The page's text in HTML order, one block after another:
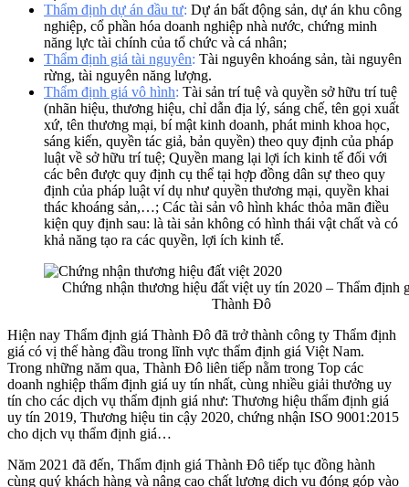
Thẩm định dự án đầu tư: Dự án bất động sản, dự án khu công
nghiệp, cổ phần hóa doanh nghiệp nhà nước, chứng minh
năng lực tài chính của tổ chức và cá nhân;
Thẩm định giá tài nguyên: Tài nguyên khoáng sản, tài nguyên
rừng, tài nguyên năng lượng.
Thẩm định giá vô hình: Tài sản trí tuệ và quyền sở hữu trí tuệ
(nhãn hiệu, thương hiệu, chỉ dẫn địa lý, sáng chế, tên gọi xuất
xứ, tên thương mại, bí mật kinh doanh, phát minh khoa học,
sáng kiến, quyền tác giả, bản quyền) theo quy định của pháp
luật về sở hữu trí tuệ; Quyền mang lại lợi ích kinh tế đối với
các bên được quy định cụ thể tại hợp đồng dân sự theo quy
định của pháp luật ví dụ như quyền thương mại, quyền khai
thác khoáng sản,…; Các tài sản vô hình khác thỏa mãn điều
kiện quy định sau: là tài sản không có hình thái vật chất và có
khả năng tạo ra các quyền, lợi ích kinh tế.
Chứng nhận thương hiệu đất việt uy tín 2020 – Thẩm định
Thành Đô
Hiện nay Thẩm định giá Thành Đô đã trở thành công ty Thẩm định
giá có vị thế hàng đầu trong lĩnh vực thẩm định giá Việt Nam.
Trong những năm qua, Thành Đô liên tiếp nằm trong Top các
doanh nghiệp thẩm định giá uy tín nhất, cùng nhiều giải thưởng uy
tín cho các dịch vụ thẩm định giá như: Thương hiệu thẩm định giá
uy tín 2019, Thương hiệu tin cậy 2020, chứng nhận ISO 9001:2015
cho dịch vụ thẩm định giá…
Năm 2021 đã đến, Thẩm định giá Thành Đô tiếp tục đồng hành
cùng quý khách hàng và nâng cao chất lượng dịch vụ đóng góp vào